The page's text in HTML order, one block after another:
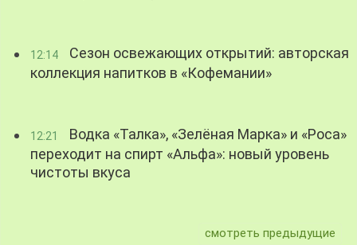
12:14
Сезон освежающих открытий: авторская
коллекция напитков в «Кофемании»
12:21
Водка «Талка», «Зелёная Марка» и «Роса»
переходит на спирт «Альфа»: новый уровень
чистоты вкуса
смотреть предыдущие